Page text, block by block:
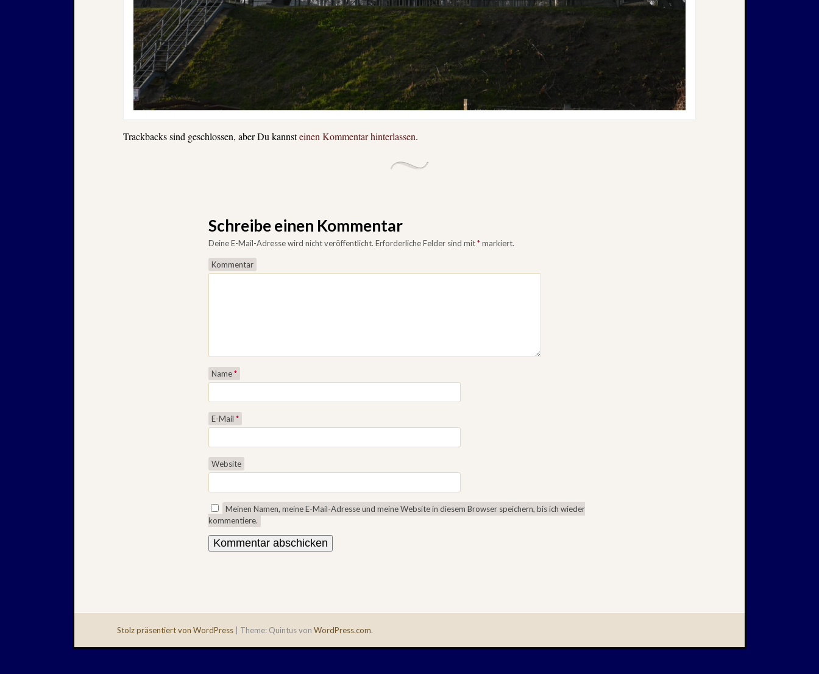
Trackbacks sind geschlossen, aber Du kannsteinen Kommentar hinterlassen.
Schreibe einen Kommentar
Deine E-Mail-Adresse wird nicht veröffentlicht. Erforderliche Felder sind mit*markiert.
Kommentar
Name*
E-Mail *
Website
Meinen Namen, meine E-Mail-Adresse und meine Website in diesem Browser speichern, bis ich wieder
kommentiere.
Stolz präsentiert von WordPress Theme: Quintus von WordPress.com.